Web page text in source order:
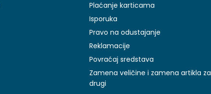
Plaćanje karticama
Isporuka
Pravo na odustajanje
Reklamacije
Povraćaj sredstava
Zamena veličine i zamena artikla za
drugi